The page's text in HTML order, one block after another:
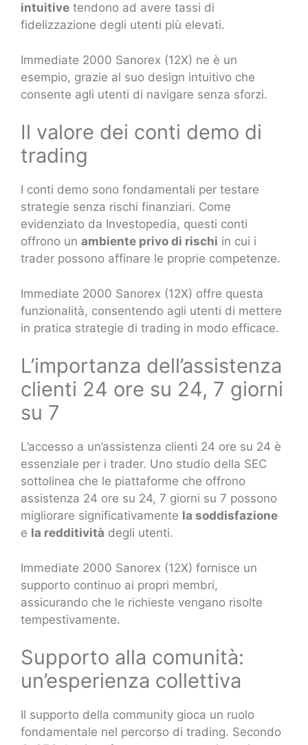
intuitive tendono ad avere tassi di
fidelizzazione degli utenti più elevati.
Immediate 2000 Sanorex (12X) ne è un
esempio, grazie al suo design intuitivo che
consente agli utenti di navigare senza sforzi.
Il valore dei conti demo di
trading
I conti demo sono fondamentali per testare
strategie senza rischi finanziari. Come
evidenziato da Investopedia, questi conti
offrono un ambiente privo di rischi in cui i
trader possono affinare le proprie competenze.
Immediate 2000 Sanorex (12X) offre questa
funzionalità, consentendo agli utenti di mettere
in pratica strategie di trading in modo efficace.
L’importanza dell’assistenza
clienti 24 ore su 24, 7 giorni
su 7
L’accesso a un’assistenza clienti 24 ore su 24 è
essenziale per i trader. Uno studio della SEC
sottolinea che le piattaforme che offrono
assistenza 24 ore su 24, 7 giorni su 7 possono
migliorare significativamente la soddisfazione
e la redditività degli utenti.
Immediate 2000 Sanorex (12X) fornisce un
supporto continuo ai propri membri,
assicurando che le richieste vengano risolte
tempestivamente.
Supporto alla comunità:
un’esperienza collettiva
Il supporto della community gioca un ruolo
fondamentale nel percorso di trading. Secondo